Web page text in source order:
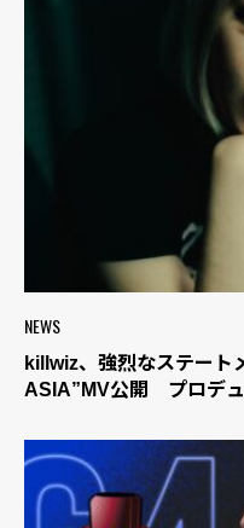
NEWS
killwiz、強烈なステート
ASIA”MV公開 プロデ